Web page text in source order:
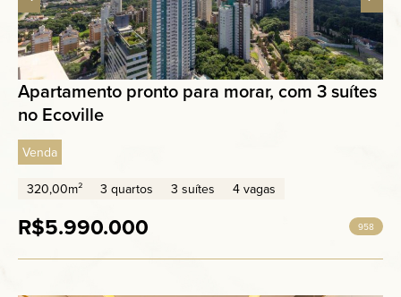
Apartamento pronto para morar, com 3 suítes
no Ecoville
Venda
320,00m² 3 quartos 3 suítes 4 vagas
R$5.990.000 958